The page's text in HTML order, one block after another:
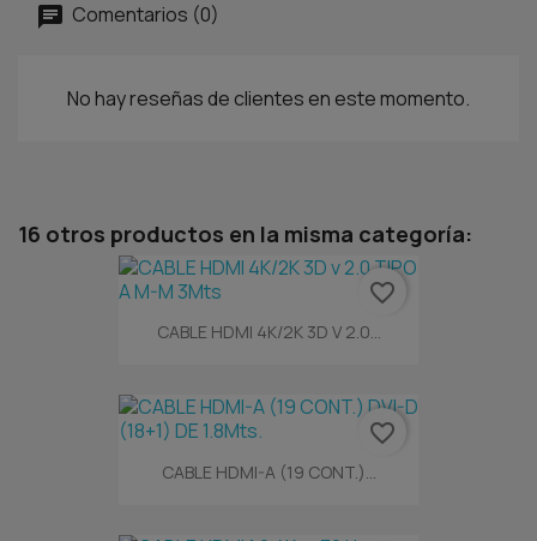
Comentarios (0)
No hay reseñas de clientes en este momento.
16 otros productos en la misma categoría:
CABLE HDMI 4K/2K 3D V 2.0...
favorite_border
CABLE HDMI-A (19 CONT.)...
favorite_border